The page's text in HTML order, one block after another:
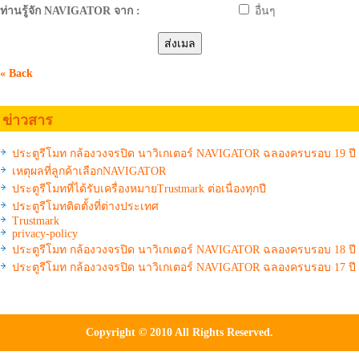
ท่านรู้จัก NAVIGATOR จาก :
อื่นๆ
« Back
ข่าวสาร
ประตูรีโมท กล้องวงจรปิด นาวิเกเตอร์ NAVIGATOR ฉลองครบรอบ 19 ปี
เหตุผลที่ลูกค้าเลือกNAVIGATOR
ประตูรีโมทที่ได้รับเครื่องหมายTrustmark ต่อเนื่องทุกปี
ประตูรีโมทติดตั้งที่ต่างประเทศ
Trustmark
privacy-policy
ประตูรีโมท กล้องวงจรปิด นาวิเกเตอร์ NAVIGATOR ฉลองครบรอบ 18 ปี
ประตูรีโมท กล้องวงจรปิด นาวิเกเตอร์ NAVIGATOR ฉลองครบรอบ 17 ปี
Copyright © 2010 All Rights Reserved.